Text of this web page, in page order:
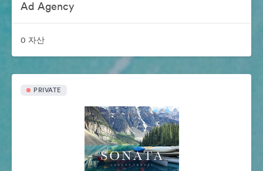
Ad Agency
0 자산
PRIVATE